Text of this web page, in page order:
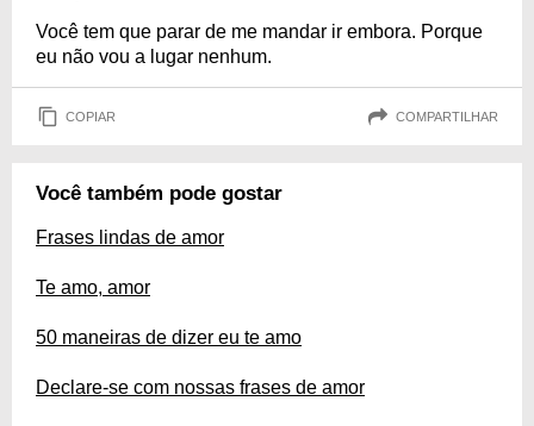
Você tem que parar de me mandar ir embora. Porque
eu não vou a lugar nenhum.
COPIAR COMPARTILHAR
Você também pode gostar
Frases lindas de amor
Te amo, amor
50 maneiras de dizer eu te amo
Declare-se com nossas frases de amor